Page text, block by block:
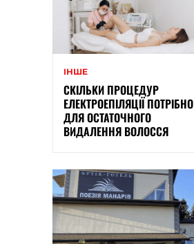
ІНШЕ
СКІЛЬКИ ПРОЦЕДУР
ЕЛЕКТРОЕПІЛЯЦІЇ ПОТРІБНО
ДЛЯ ОСТАТОЧНОГО
ВИДАЛЕННЯ ВОЛОССЯ